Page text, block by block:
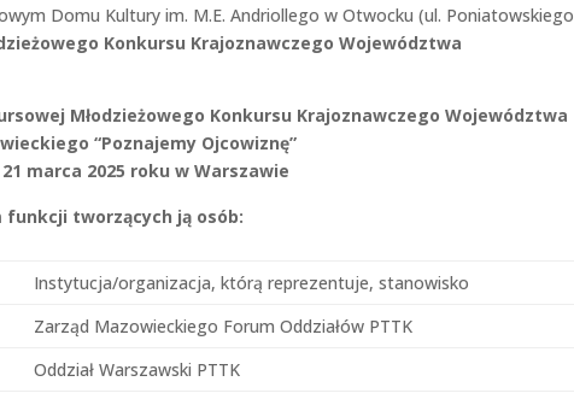
Domu Kultury im. M.E. Andriollego w Otwocku (ul. Poniatowskiego
Konkursu KrajoznawczegoWojewództwa
Młodzieżowego Konkursu Krajoznawczego Województwa
“Poznajemy Ojcowiznę”
marca 2025 roku w Warszawie
funkcji tworzących ją osób:
Instytucja/organizacja, którą reprezentuje, stanowisko
Zarząd Mazowieckiego Forum Oddziałów PTTK
Oddział Warszawski PTTK